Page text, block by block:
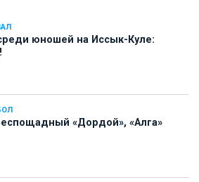
юношей на Иссык-Куле:
«Дордой», «Алга»